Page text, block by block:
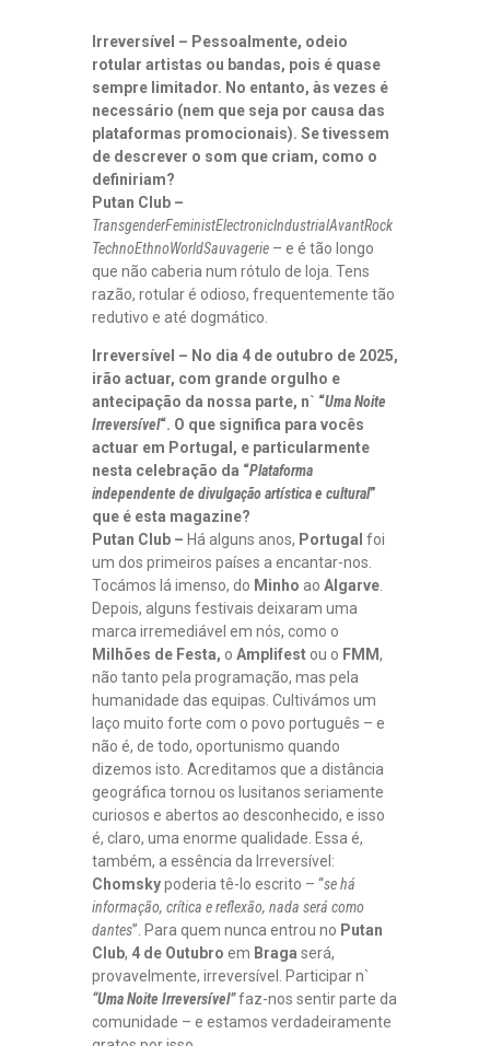
Irreversível – Pessoalmente, odeio
rotular artistas ou bandas, pois é quase
sempre limitador. No entanto, às vezes é
necessário (nem que seja por causa das
plataformas promocionais). Se tivessem
de descrever o som que criam, como o
definiriam?
Putan Club –
TransgenderFeministElectronicIndustrialAvantRock
TechnoEthnoWorldSauvagerie – e é tão longo
que não caberia num rótulo de loja. Tens
razão, rotular é odioso, frequentemente tão
redutivo e até dogmático.
Irreversível – No dia 4 de outubro de 2025,
irão actuar, com grande orgulho e
antecipação da nossa parte, n` “Uma Noite
Irreversível“. O que significa para vocês
actuar em Portugal, e particularmente
nesta celebração da “Plataforma
independente de divulgação artística e cultural”
que é esta magazine?
Putan Club – Há alguns anos, Portugal foi
um dos primeiros países a encantar-nos.
Tocámos lá imenso, do Minho ao Algarve
Depois, alguns festivais deixaram uma
marca irremediável em nós, como o
Milhões de Festa, o Amplifest ou o FMM,
não tanto pela programação, mas pela
humanidade das equipas. Cultivámos um
laço muito forte com o povo português – e
não é, de todo, oportunismo quando
dizemos isto. Acreditamos que a distância
geográfica tornou os lusitanos seriamente
curiosos e abertos ao desconhecido, e isso
é, claro, uma enorme qualidade. Essa é,
também, a essência da Irreversível:
Chomskypoderia tê-lo escrito – “se há
informação, crítica e reflexão, nada será como
dantes”. Para quem nunca entrou no Putan
Club, 4 de Outubro em Braga será,
provavelmente, irreversível. Participar n`
“Uma Noite Irreversível”faz-nos sentir parte da
comunidade – e estamos verdadeiramente